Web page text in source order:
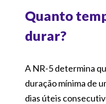
Quanto
durar?
A NR-5 determina
duração mínima de
dias úteis